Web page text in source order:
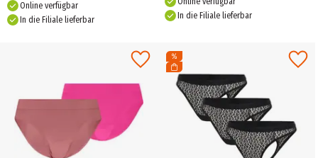
Online verfügbar
In die Filiale lieferbar
In die Filiale lieferbar